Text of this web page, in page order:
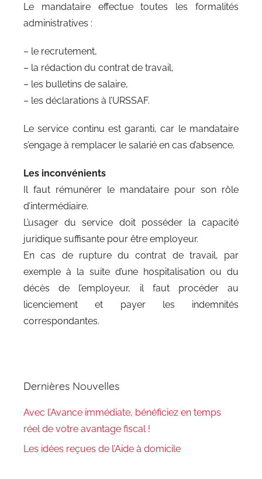
Le mandataire effectue toutes les formalités
administratives :
– le recrutement,
– la rédaction du contrat de travail,
– les bulletins de salaire,
– les déclarations à l’URSSAF.
Le service continu est garanti, car le mandataire
s’engage à remplacer le salarié en cas d’absence.
Les inconvénients
Il faut rémunérer le mandataire pour son rôle
d’intermédiaire.
L’usager du service doit posséder la capacité
juridique suffisante pour être employeur.
En cas de rupture du contrat de travail, par
exemple à la suite d’une hospitalisation ou du
décès de l’employeur, il faut procéder au
licenciement et payer les indemnités
correspondantes.
Dernières Nouvelles
Avec l’Avance immédiate, bénéficiez en temps
réel de votre avantage fiscal !
Les idées reçues de l’Aide à domicile